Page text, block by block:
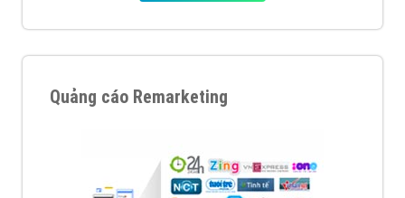
Quảng cáo Remarketing